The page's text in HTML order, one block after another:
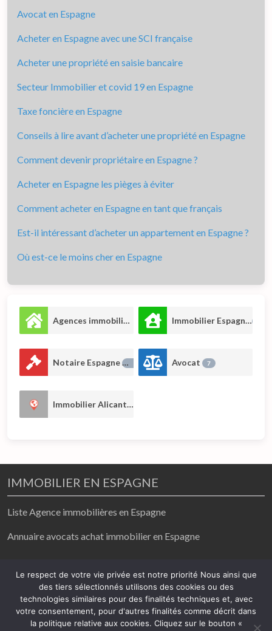
Avocat en Espagne
Acheter en Espagne avec une SCI française
Acheter une propriété en saisie bancaire
Secteur Immobilier et covid 19 en Espagne
Taxe foncière en Espagne
Conseils à lire avant d’acheter une propriété en Espagne
Comment devenir propriétaire en Espagne ?
Acheter en Espagne les pièges à éviter
Comment acheter en Espagne en tant que français
Est-il intéressant d’acheter un appartement en Espagne ?
Où est-ce le moins cher en Espagne
Agences immobilières 66 Immobilier Espagne
Notaire Espagne17 Avocat 7
Immobilier Alicante
IMMOBILIER EN ESPAGNE
Liste Agence immobilières en Espagne
Annuaire avocats achat immobilier en Espagne
2026
Mentions légales-Politique de confidentialité
Le respect de votre vie privée est notre priorité Nous ainsi que
des tiers sélectionnés utilisons des cookies ou des
technologies similaires pour des finalités techniques et, avec
votre consentement, pour d'autres finalités comme décrit dans
la politique relative aux cookies. Cliquez sur le bouton «